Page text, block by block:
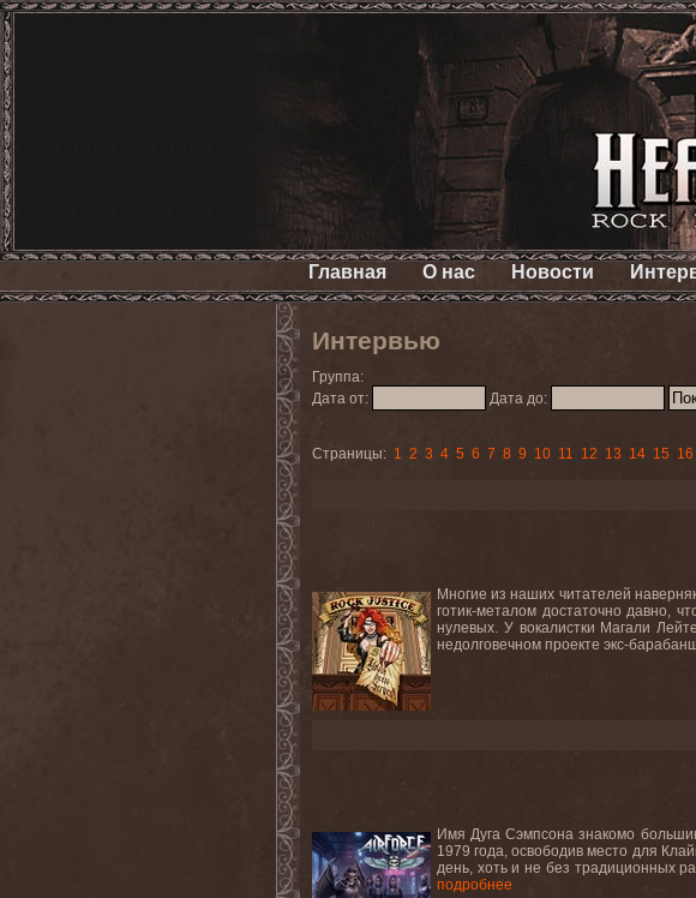
Главная О нас Новости
Интервью
Группа:
Дата от:
Дата до:
Страницы: 1 2 3 4 5 6 7 8 9 10 11 12 13 14 15 16
Многие из наших читателей
готик-металом достаточно давно,
нулевых. У вокалистки Магали
недолговечном проекте экс-
Имя Дуга Сэмпсона знакомо
1979 года, освободив место для
день, хоть и не без традиционных
подробнее